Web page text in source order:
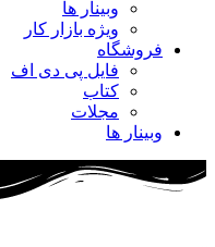
وبینار ها
ویژه بازار کار
فروشگاه
فایل پی دی اف
کتاب
مجلات
وبینار ها